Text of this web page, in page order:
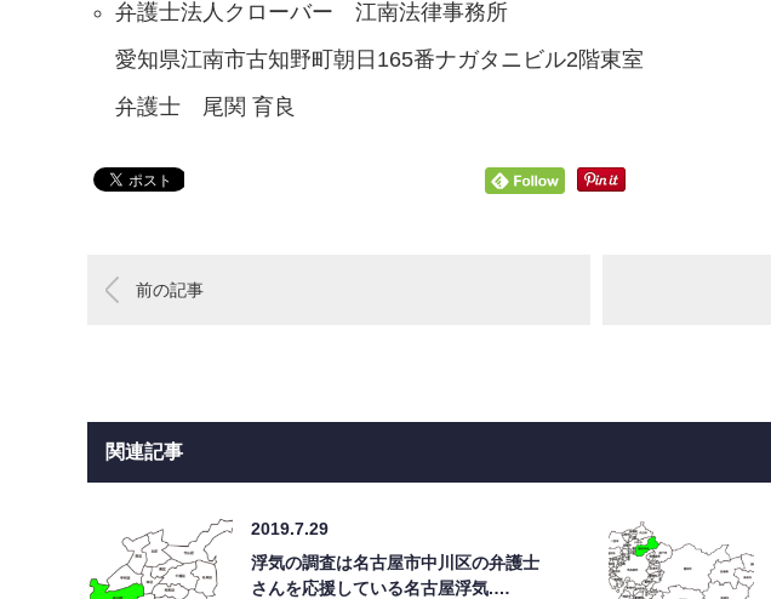
弁護士法人クローバー 江南法律事務所
愛知県江南市古知野町朝日165番ナガタニビル2階東室
弁護士 尾関 育良
前の記事
関連記事
2019.7.29
浮気の調査は名古屋市中川区の弁護士
さんを応援している名古屋浮気.…